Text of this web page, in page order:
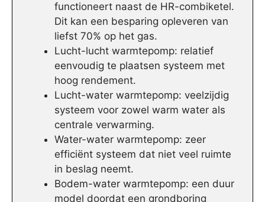
functioneert naast de HR-combiketel.
Dit kan een besparing opleveren van
liefst 70% op het gas.
Lucht-lucht warmtepomp: relatief
eenvoudig te plaatsen systeem met
hoog rendement.
Lucht-water warmtepomp: veelzijdig
systeem voor zowel warm water als
centrale verwarming.
Water-water warmtepomp: zeer
efficiënt systeem dat niet veel ruimte
in beslag neemt.
Bodem-water warmtepomp: een duur
model doordat een grondboring